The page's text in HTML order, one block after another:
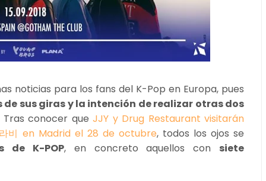
noticias para los fans del K-Pop en Europa, pues
sus giras y la intención de realizar otras dos
Tras conocer queJJY y Drug Restaurant visitarán
비 en Madrid el 28 de octubre, todos los ojos se
de K-POP, en concreto aquellos con siete